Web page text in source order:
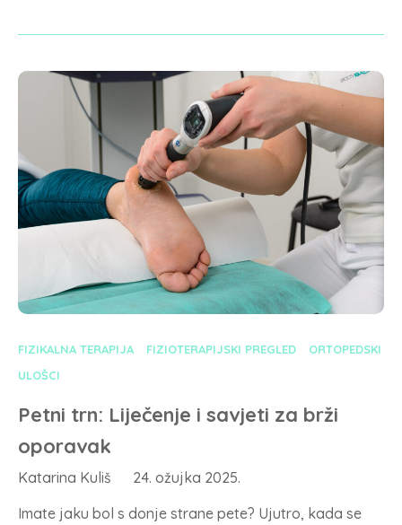
FIZIKALNA TERAPIJA FIZIOTERAPIJSKI PREGLED
ORTOPEDSKI
ULOŠCI
Petni trn: Liječenje i savjeti za brži
oporavak
Katarina Kuliš
24. ožujka 2025.
Imate jaku bol s donje strane pete? Ujutro, kada se